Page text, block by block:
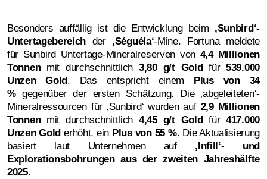
Besonders auffällig ist die Entwicklung beim ‚Sunbird‘-
Untertagebereich der ‚Séguéla‘-Mine. Fortuna meldete
für Sunbird Untertage-Mineralreserven von 4,4 Millionen
Tonnenmit durchschnittlich 3,80 g/t Goldfür539.000
Unzen Gold. Das entspricht einem Plus von 34
% gegenüber der ersten Schätzung. Die ‚abgeleiteten‘-
Mineralressourcen für ‚Sunbird‘ wurden auf 2,9 Millionen
Tonnenmit durchschnittlich 4,45 g/t Goldfür417.000
Unzen Gold erhöht, ein Plus von 55 %. Die Aktualisierung
basiert laut Unternehmen auf ‚Infill‘- und
Explorationsbohrungen aus der zweiten Jahreshälfte
2025.